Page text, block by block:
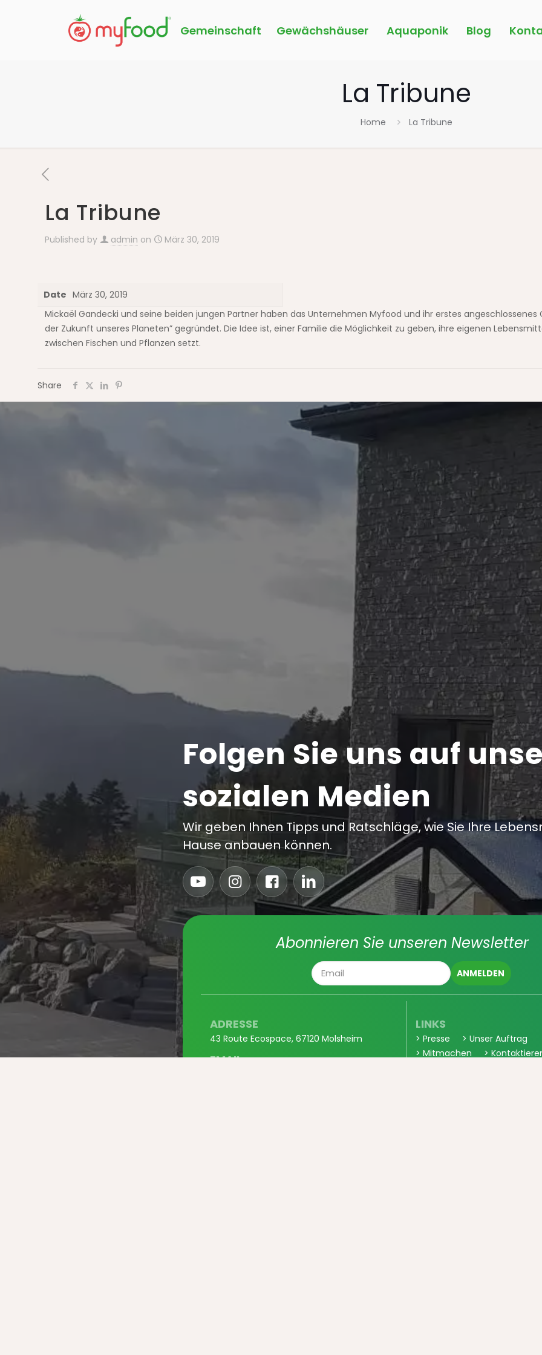
Gemeinschaft Gewächshäuser Aquaponik Blog
La Tribune
Home La Tribune
La Tribune
Published by admin on März 30, 2019
Date März 30, 2019
Mickaël Gandecki und seine beiden jungen Partner haben das Unternehmen Myfood und ihr erstes
der Zukunft unseres Planeten” gegründet. Die Idee ist, einer Familie die Möglichkeit zu geben, ihre eigenen
zwischen Fischen und Pflanzen setzt.
Share
Folgen Sie uns auf
sozialen Medien
Wir geben Ihnen Tipps und Ratschläge, wie Sie Ihre
Hause anbauen können.
Abonnieren Sie unseren Newsletter
ADRESSE
43 Route Ecospace, 67120 Molsheim
EMAIL
LINKS
> Presse
> Unser Auftrag
> Mitmachen
>